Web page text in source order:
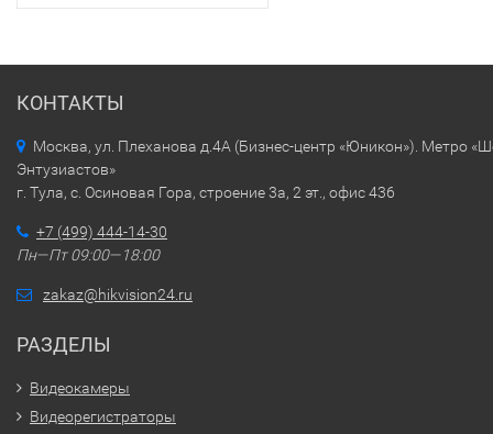
КОНТАКТЫ
Москва, ул. Плеханова д.4А (Бизнес-центр «Юникон»). Метро
Энтузиастов»
г. Тула, с. Осиновая Гора, строение 3а, 2 эт., офис 436
+7 (499) 444-14-30
Пн—Пт 09:00—18:00
zakaz@hikvision24.ru
РАЗДЕЛЫ
Видеокамеры
Видеорегистраторы